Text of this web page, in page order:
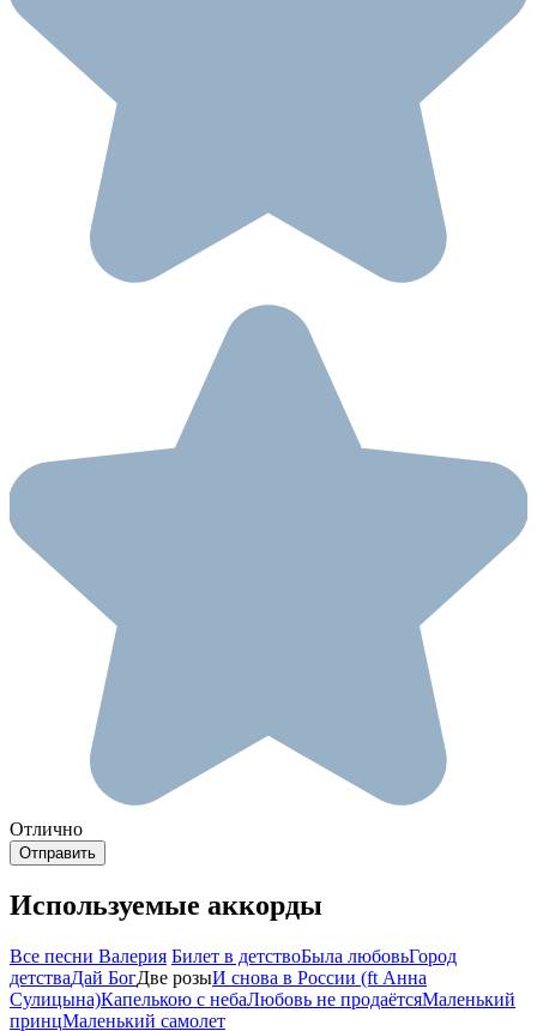
Отлично
Используемые аккорды
Все песни Валерия Билет в детствоБыла любовьГород
детстваДай БогДве розыИ снова в России (ft Анна
Сулицына)Капелькою с небаЛюбовь не продаётсяМаленький
принцМаленький самолет